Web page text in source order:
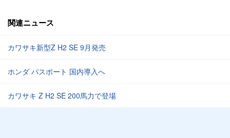
関連ニュース
カワサキ新型Z H2 SE 9月発売
ホンダ パスポート 国内導入へ
カワサキ Z H2 SE 200馬力で登場